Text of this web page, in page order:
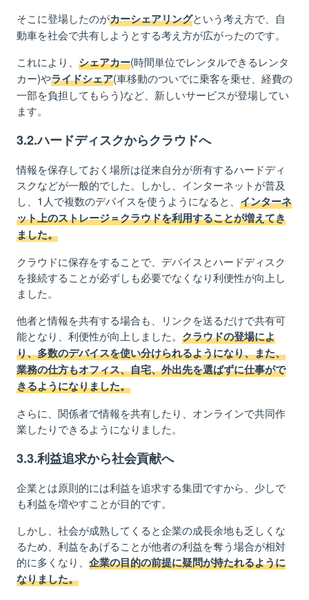
そこに登場したのがカーシェアリングという考え方で、自
動車を社会で共有しようとする考え方が広がったのです。
これにより、 シェアカー(時間単位でレンタルできるレンタ
カー)やライドシェア(車移動のついでに乗客を乗せ、経費の
一部を負担してもらう)など、新しいサービスが登場してい
ます。
3.2.ハードディスクからクラウドへ
情報を保存しておく場所は従来自分が所有するハードディ
スクなどが一般的でした。しかし、インターネットが普及
し、1人で複数のデバイスを使うようになると、 インターネ
ット上のストレージ＝クラウドを利用することが増えてき
ました。
クラウドに保存をすることで、デバイスとハードディスク
を接続することが必ずしも必要でなくなり利便性が向上し
ました。
他者と情報を共有する場合も、リンクを送るだけで共有可
能となり、利便性が向上しました。 クラウドの登場によ
り、多数のデバイスを使い分けられるようになり、また、
業務の仕方もオフィス、自宅、外出先を選ばずに仕事がで
きるようになりました。
さらに、関係者で情報を共有したり、オンラインで共同作
業したりできるようになりました。
3.3.利益追求から社会貢献へ
企業とは原則的には利益を追求する集団ですから、少しで
も利益を増やすことが目的です。
しかし、社会が成熟してくると企業の成長余地も乏しくな
るため、利益をあげることが他者の利益を奪う場合が相対
的に多くなり、 企業の目的の前提に疑問が持たれるように
なりました。